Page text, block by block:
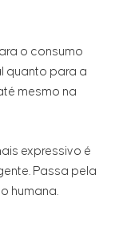
o consumo
quanto para a
mesmo na
expressivo é
Passa pela
humana.